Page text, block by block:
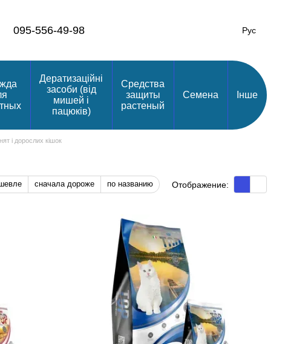
095-556-49-98 Рус
Дератизаційні
засоби (від
мишей і
пацюків)
Средства
защиты
растеный
Семена Інше
і дорослих кішок
сначала дороже по названию Отображение: